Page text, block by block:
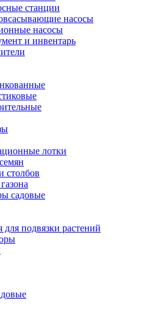
станции
насосы
насосы
и инвентарь
лотки
столбов
садовые
для подвязки растений